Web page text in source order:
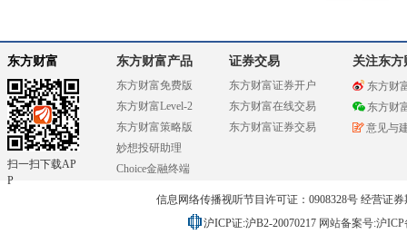
东方财富
扫一扫下载AP
P
东方财富产品
东方财富免费版
东方财富Level-2
东方财富策略版
妙想投研助理
Choice金融终端
证券交易
东方财富证券开户
东方财富在线交易
东方财富证券交易
关注东方
东方财
东方财
意见与
信息网络传播视听节目许可证：0908328号 经营证
沪ICP证:沪B2-20070217 网站备案号:沪